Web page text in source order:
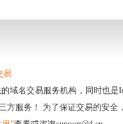
易
域名交易服务机构，同时也
方服务！ 为了保证交易的安全